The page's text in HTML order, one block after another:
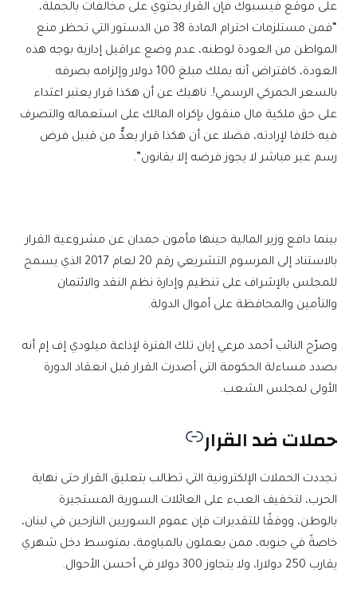
على موقع فيسبوك فإن القرار يحتوي على مخالفات بالجملة،
“فمن مستلزمات احترام المادة 38 من الدستور التي تحظر منع
المواطن من العودة لوطنه، عدم وضع عراقيل إدارية بوجه هذه
العودة، كافتراض أنه يملك مبلغ 100 دولار وإلزامه بصرفه
بالسعر الجمركي الرسمي!. ناهيك عن أن هكذا قرار يعتبر اعتداء
على حق ملكية مال منقول بإكراه المالك على استعماله والتصرف
فيه خلافا لإرادته، فضلا عن أن هكذا قرار يعدُّ من قبيل فرض
رسم غير مباشر لا يجوز فرضه إلا بقانون”.
بينما دافع وزير المالية حينها مأمون حمدان عن مشروعية القرار
بالاستناد إلى المرسوم التشريعي رقم 20 لعام 2017 الذي يسمح
للمجلس بالإشراف على تنظيم وإدارة نظم النقد والائتمان
والتأمين والمحافظة على أموال الدولة.
وصرّح النائب أحمد مرعي إبان تلك الفترة لإذاعة ميلودي إف إم أنه
بصدد مساءلة الحكومة التي أصدرت القرار قبل انعقاد الدورة
الأولى لمجلس الشعب.
حملات ضد القرار
تجددت الحملات الإلكترونية التي تطالب بتعليق القرار حتى نهاية
الحرب، لتخفيف العبء على العائلات السورية المستجيرة
بالوطن، ووفقًا للتقديرات فإن عموم السوريين النازحين في لبنان،
خاصةً في جنوبه، ممن يعملون بالمياومة، بمتوسط دخل شهري
يقارب 250 دولارا، ولا يتجاوز 300 دولار في أحسن الأحوال.